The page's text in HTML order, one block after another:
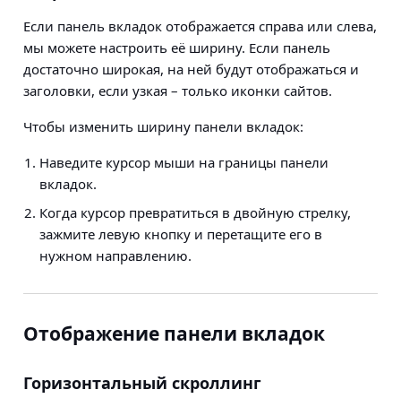
Если панель вкладок отображается справа или слева,
мы можете настроить её ширину. Если панель
достаточно широкая, на ней будут отображаться и
заголовки, если узкая – только иконки сайтов.
Чтобы изменить ширину панели вкладок:
Наведите курсор мыши на границы панели
вкладок.
Когда курсор превратиться в двойную стрелку,
зажмите левую кнопку и перетащите его в
нужном направлению.
Отображение панели вкладок
Горизонтальный скроллинг